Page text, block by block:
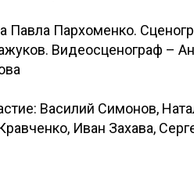
Павла Пархоменко.
Видеосценограф –
Василий Симонов,
Иван Захава,